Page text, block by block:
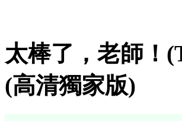
太棒了，老師！
(高清獨家版)